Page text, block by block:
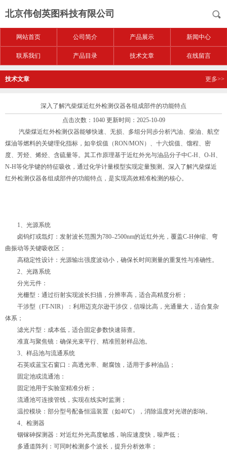
北京伟创英图科技有限公司
网站首页 公司简介 产品展示 新闻中心
联系我们 产品目录 技术文章 在线留言
技术文章 更多>>
深入了解汽柴煤近红外检测仪器各组成部件的功能特点
点击次数：1040 更新时间：2025-10-09
汽柴煤近红外检测仪器能够快速、无损、多组分同步分析汽油、柴油、航空
煤油等燃料的关键理化指标，如辛烷值（RON/MON）、十六烷值、馏程、密
度、芳烃、烯烃、含硫量等。其工作原理基于近红外光与油品分子中C-H、O-H、
N-H等化学键的特征吸收，通过化学计量模型实现定量预测。深入了解汽柴煤近
红外检测仪器各组成部件的功能特点，是实现高效精准检测的核心。
1、光源系统
卤钨灯或氙灯：发射波长范围为780–2500nm的近红外光，覆盖C-H伸缩、弯
曲振动等关键吸收区；
高稳定性设计：光源输出强度波动小，确保长时间测量的重复性与准确性。
2、光路系统
分光元件：
光栅型：通过衍射实现波长扫描，分辨率高，适合高精度分析；
干涉型（FT-NIR）：利用迈克尔逊干涉仪，信噪比高，光通量大，适合复杂
体系；
滤光片型：成本低，适合固定参数快速筛查。
准直与聚焦镜：确保光束平行、精准照射样品池。
3、样品池与流通系统
石英或蓝宝石窗口：高透光率、耐腐蚀，适用于多种油品；
固定池或流通池：
固定池用于实验室精准分析；
流通池可连接管线，实现在线实时监测；
温控模块：部分型号配备恒温装置（如40℃），消除温度对光谱的影响。
4、检测器
铟镓砷探测器：对近红外光高度敏感，响应速度快，噪声低；
多通道阵列：可同时检测多个波长，提升分析效率；